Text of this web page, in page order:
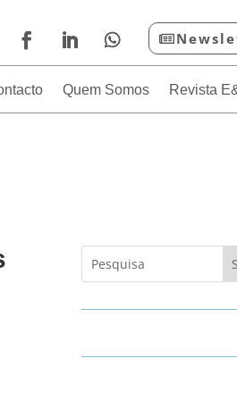
Quem Somos Revista